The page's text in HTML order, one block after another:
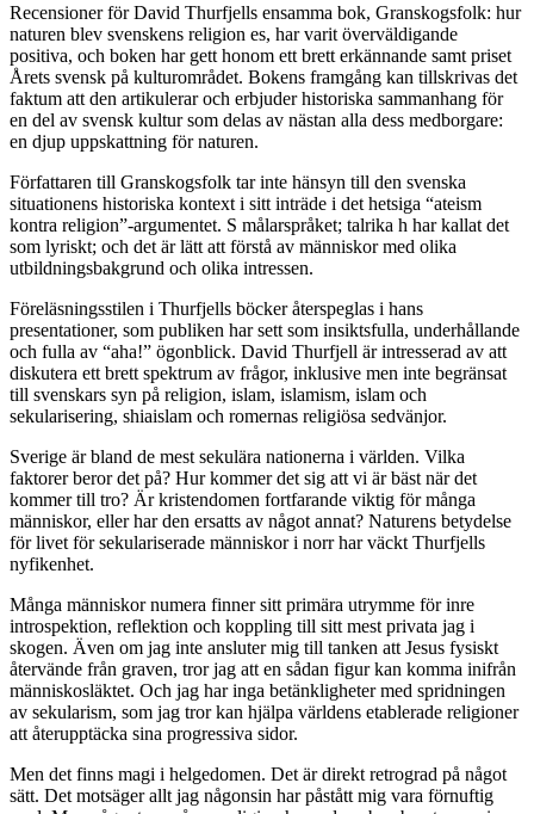
Recensioner för David Thurfjells ensamma bok, Granskogsfolk: hur
naturen blev svenskens religion es, har varit överväldigande
positiva, och boken har gett honom ett brett erkännande samt priset
Årets svensk på kulturområdet. Bokens framgång kan tillskrivas det
faktum att den artikulerar och erbjuder historiska sammanhang för
en del av svensk kultur som delas av nästan alla dess medborgare:
en djup uppskattning för naturen.
Författaren till Granskogsfolk tar inte hänsyn till den svenska
situationens historiska kontext i sitt inträde i det hetsiga “ateism
kontra religion”-argumentet. S målarspråket; talrika h har kallat det
som lyriskt; och det är lätt att förstå av människor med olika
utbildningsbakgrund och olika intressen.
Föreläsningsstilen i Thurfjells böcker återspeglas i hans
presentationer, som publiken har sett som insiktsfulla, underhållande
och fulla av “aha!” ögonblick. David Thurfjell är intresserad av att
diskutera ett brett spektrum av frågor, inklusive men inte begränsat
till svenskars syn på religion, islam, islamism, islam och
sekularisering, shiaislam och romernas religiösa sedvänjor.
Sverige är bland de mest sekulära nationerna i världen. Vilka
faktorer beror det på? Hur kommer det sig att vi är bäst när det
kommer till tro? Är kristendomen fortfarande viktig för många
människor, eller har den ersatts av något annat? Naturens betydelse
för livet för sekulariserade människor i norr har väckt Thurfjells
nyfikenhet.
Många människor numera finner sitt primära utrymme för inre
introspektion, reflektion och koppling till sitt mest privata jag i
skogen. Även om jag inte ansluter mig till tanken att Jesus fysiskt
återvände från graven, tror jag att en sådan figur kan komma inifrån
människosläktet. Och jag har inga betänkligheter med spridningen
av sekularism, som jag tror kan hjälpa världens etablerade religioner
att återupptäcka sina progressiva sidor.
Men det finns magi i helgedomen. Det är direkt retrograd på något
sätt. Det motsäger allt jag någonsin har påstått mig vara förnuftig